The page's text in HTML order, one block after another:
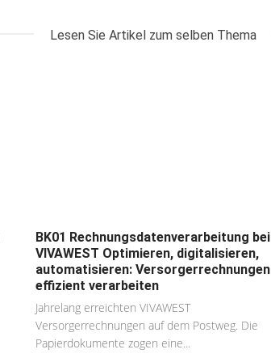
Lesen Sie Artikel zum selben Thema
BK01 Rechnungsdatenverarbeitung bei
VIVAWEST Optimieren, digitalisieren,
automatisieren: Versorgerrechnungen
effizient verarbeiten
Jahrelang erreichten VIVAWEST
Versorgerrechnungen auf dem Postweg. Die
Papierdokumente zogen eine...